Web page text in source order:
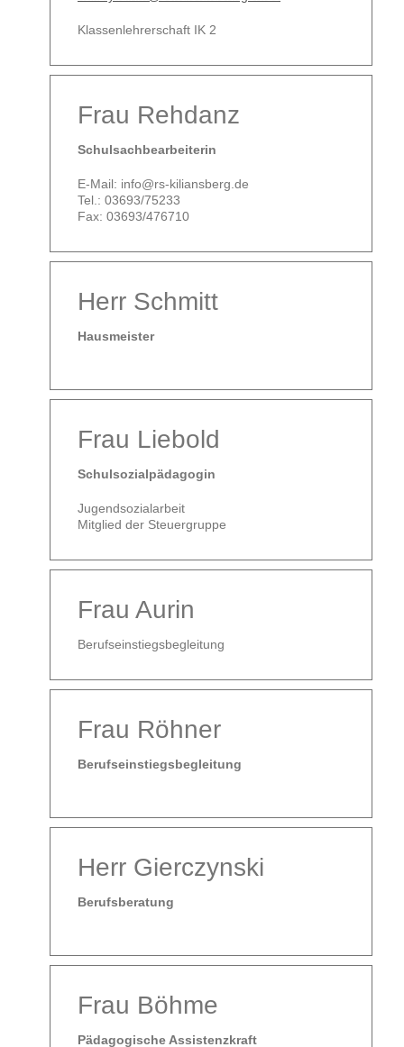
Klassenlehrerschaft IK 2
Frau Rehdanz
Schulsachbearbeiterin
E-Mail: info@rs-kiliansberg.de
Tel.: 03693/75233
Fax: 03693/476710
Herr Schmitt
Hausmeister
Frau Liebold
Schulsozialpädagogin
Jugendsozialarbeit
Mitglied der Steuergruppe
Frau Aurin
Berufseinstiegsbegleitung
Frau Röhner
Berufseinstiegsbegleitung
Herr Gierczynski
Berufsberatung
Frau Böhme
Pädagogische Assistenzkraft